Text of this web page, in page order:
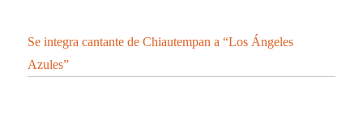
Se integra cantante de Chiautempan a “Los Ángeles
Azules”